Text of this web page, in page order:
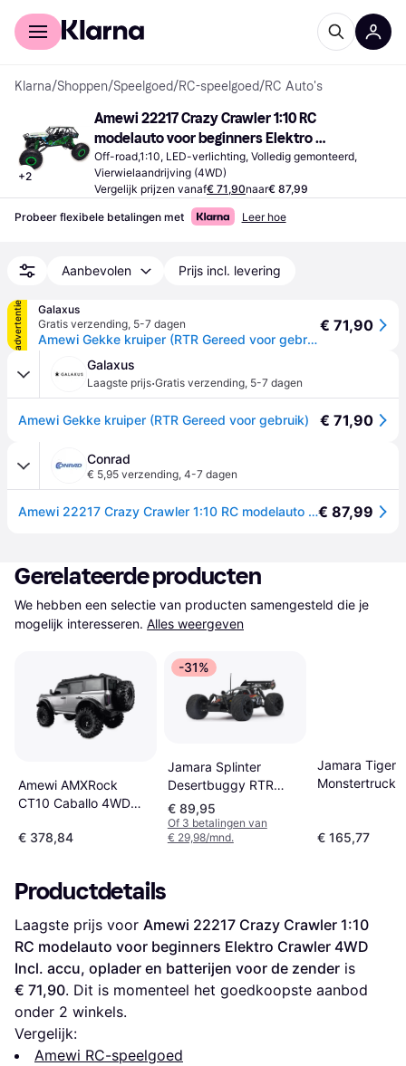
Voor shoppers
Klarna/Shoppen/Speelgoed/RC-speelgoed/RC Auto's
+2
Amewi 22217 Crazy Crawler 1:10 RC
modelauto voor beginners Elektro
Crawler 4WD Incl. accu, oplader en
batterijen voor de zender
Off-road,1:10, LED-verlichting, Volledig gemonteerd,
Vierwielaandrijving (4WD)
Vergelijk prijzen vanaf€ 71,90naar€ 87,99
Probeer flexibele betalingen met Leer hoe
Aanbevolen Prijs incl. levering
advertentie
Galaxus
Gratis verzending, 5-7 dagen
Amewi Gekke kruiper (RTR Gereed voor gebruik)
€ 71,90
Galaxus
Laagste prijs·Gratis verzending, 5-7 dagen
Amewi Gekke kruiper (RTR Gereed voor gebruik) € 71,90
Conrad
€ 5,95 verzending, 4-7 dagen
Amewi 22217 Crazy Crawler 1:10 RC modelauto voor beginners Elektro Crawler 4WD Incl. accu, oplader en batterijen voor de zender€ 87,99
Gerelateerde producten
We hebben een selectie van producten samengesteld die je
mogelijk interesseren. Alles weergeven
Amewi AMXRock
CT10 Caballo 4WD
€ 378,84
-31%
Jamara Splinter
Desertbuggy RTR
053270
€ 89,95
Of 3 betalingen van
€ 29,98/mnd.
Jamara Tiger
Monstertruck
€ 165,77
Productdetails
Laagste prijs voor Amewi 22217 Crazy Crawler 1:10
RC modelauto voor beginners Elektro Crawler 4WD
Incl. accu, oplader en batterijen voor de zender
€ 71,90. Dit is momenteel het goedkoopste aanbod
onder 2 winkels.
Vergelijk:
Amewi RC-speelgoed